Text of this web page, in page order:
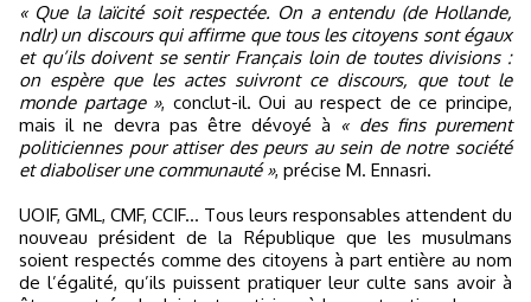
« Que la laïcité soit respectée. On a entendu (de Hollande,
ndlr) un discours qui affirme que tous les citoyens sont égaux
et qu’ils doivent se sentir Français loin de toutes divisions :
on espère que les actes suivront ce discours, que tout le
monde partage », conclut-il. Oui au respect de ce principe,
mais il ne devra pas être dévoyé à « des fins purement
politiciennes pour attiser des peurs au sein de notre société
et diaboliser une communauté », précise M. Ennasri.
UOIF, GML, CMF, CCIF... Tous leurs responsables attendent du
nouveau président de la République que les musulmans
soient respectés comme des citoyens à part entière au nom
de l’égalité, qu’ils puissent pratiquer leur culte sans avoir à